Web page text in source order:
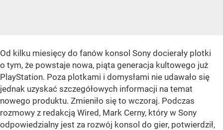
Od kilku miesięcy do fanów konsol Sony docierały plotki
o tym, że powstaje nowa, piąta generacja kultowego już
PlayStation. Poza plotkami i domysłami nie udawało się
jednak uzyskać szczegółowych informacji na temat
nowego produktu. Zmieniło się to wczoraj. Podczas
rozmowy z redakcją Wired, Mark Cerny, który w Sony
odpowiedzialny jest za rozwój konsol do gier, potwierdził,